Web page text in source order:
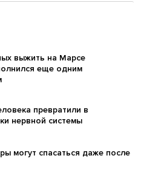
выжить на Марсе
еще одним
превратили в
нервной системы
могут спасаться даже после